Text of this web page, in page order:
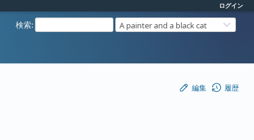
ログイン
検索: A painter and a black cat
編集 履歴